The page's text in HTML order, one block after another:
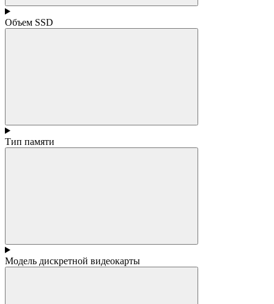
Объем SSD
Тип памяти
Модель дискретной видеокарты